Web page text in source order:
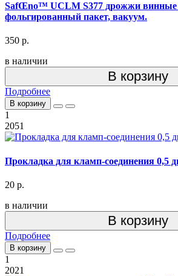
SafŒno™ UCLM S377 дрожжи винные
фольгированный пакет, вакуум.
350 р.
в наличии
В корзину
Подробнее
В корзину
1
2051
Прокладка для кламп-соединения 0,5
20 р.
в наличии
В корзину
Подробнее
В корзину
1
2021